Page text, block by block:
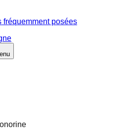
fréquemment posées